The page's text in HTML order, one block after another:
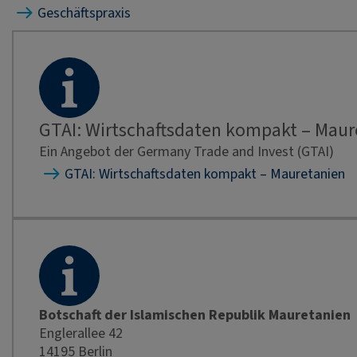
Geschäftspraxis
GTAI: Wirtschaftsdaten kompakt –
Ein Angebot der Germany Trade and Invest (GTAI)
GTAI: Wirtschaftsdaten kompakt – Mauretanien
Botschaft der Islamischen Republik Mauretanien
Englerallee 42
14195 Berlin